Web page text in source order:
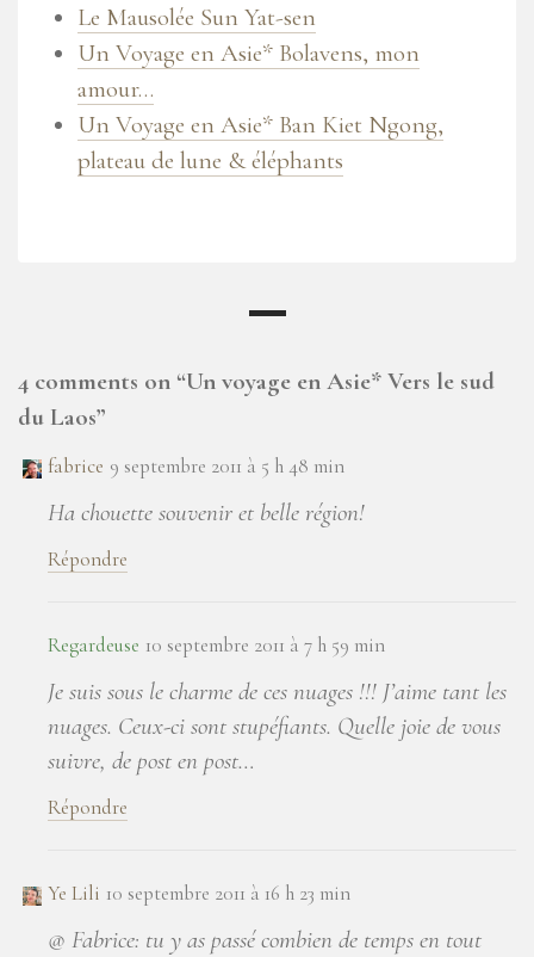
Le Mausolée Sun Yat-sen
Un Voyage en Asie* Bolavens, mon
amour…
Un Voyage en Asie* Ban Kiet Ngong,
plateau de lune & éléphants
4 comments on “Un voyage en Asie* Vers le sud
du Laos”
fabrice 9 septembre 2011 à 5 h 48 min
Ha chouette souvenir et belle région!
Répondre
Regardeuse 10 septembre 2011 à 7 h 59 min
Je suis sous le charme de ces nuages !!! J’aime tant les
nuages. Ceux-ci sont stupéfiants. Quelle joie de vous
suivre, de post en post…
Répondre
Ye Lili 10 septembre 2011 à 16 h 23 min
@ Fabrice: tu y as passé combien de temps en tout